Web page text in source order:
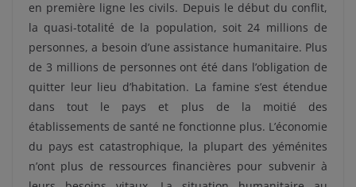
en première ligne les civils. Depuis le début du conflit,
la quasi-totalité de la population, soit 24 millions de
personnes, a besoin d’une assistance humanitaire. Plus
de 3 millions de personnes ont été dans l’obligation de
quitter leur lieu d’habitation. La famine s’est étendue
dans tout le pays et plus de la moitié des
établissements de santé ne fonctionne plus. L’économie
du pays est catastrophique, la plupart des yéménites
n’ont plus de ressources financières pour subvenir à